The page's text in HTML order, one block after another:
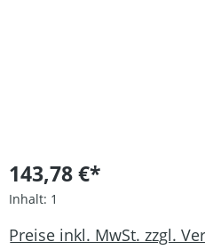
143,78 €*
Inhalt: 1
Preise inkl. MwSt. zzgl.